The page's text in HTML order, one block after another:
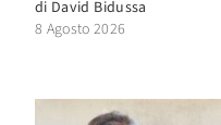
di David Bidussa
8 Agosto 2026